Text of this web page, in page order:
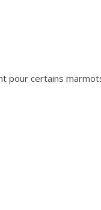
pour certains